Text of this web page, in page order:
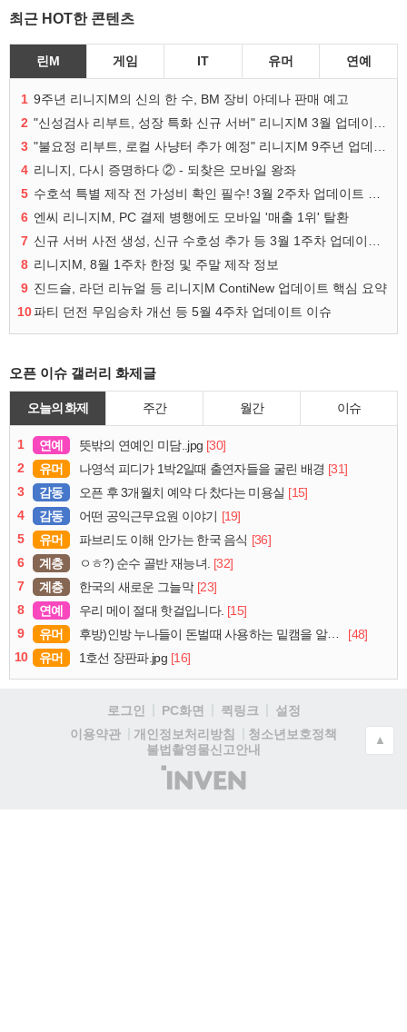
최근 HOT한 콘텐츠
린M 게임 IT 유머 연예
1 9주년 리니지M의 신의 한 수, BM 장비 아데나 판매 예고
2
3
4 리니지, 다시 증명하다 ② - 되찾은 모바일 왕좌
5
6 엔씨 리니지M, PC 결제 병행에도 모바일 '매출 1위' 탈환
7
8 리니지M, 8월 1주차 한정 및 주말 제작 정보
9 진드슬, 라던 리뉴얼 등 리니지M ContiNew 업데이트 핵심 요약
10파티 던전 무임승차 개선 등 5월 4주차 업데이트 이슈
오픈 이슈 갤러리 화제글
오늘의 화제 주간 월간 이슈
1 연예 뜻밖의 연예인 미담..jpg [30]
2
유머 나영석 피디가 1박2일때 출연자들을 굴린 배경 [31]
3
감동 오픈 후 3개월치 예약 다 찼다는 미용실 [15]
4
감동 어떤 공익근무요원 이야기 [19]
5
유머 파브리도 이해 안가는 한국 음식 [36]
6
계층 ㅇㅎ?) 순수 골반 재능녀. [32]
7
계층 한국의 새로운 그늘막 [23]
8
연예 우리 메이 절대 핫걸입니다. [15]
9
유머 후방)인방 누나들이 돈벌때 사용하는 밑캠을 알아보자
[48]
10
유머 1호선 장판파.jpg [16]
로그인 PC화면 퀵링크
설정
이용약관
개인정보처리방침
청소년보호정책
불법촬영물신고안내
(주)
인
▲